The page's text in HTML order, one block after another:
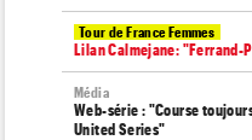
Tour de France Femmes
Lilan Calmejane: "Ferrand-
Média
Web-série : "Course
United Series"